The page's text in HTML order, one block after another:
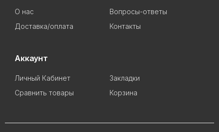
О нас
Вопросы-ответы
Доставка/оплата
Контакты
Аккаунт
Личный Кабинет
Закладки
Сравнить товары
Корзина